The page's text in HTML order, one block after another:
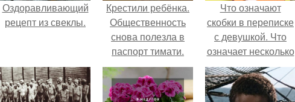
Оздоравливающий
рецепт из свеклы.
Крестили ребёнка.
Общественность
снова полезла в
паспорт тимати.
Что означают
скобки в переписке
с девушкой. Что
означает несколько
полукруглых
скобочек в конце
предложения?